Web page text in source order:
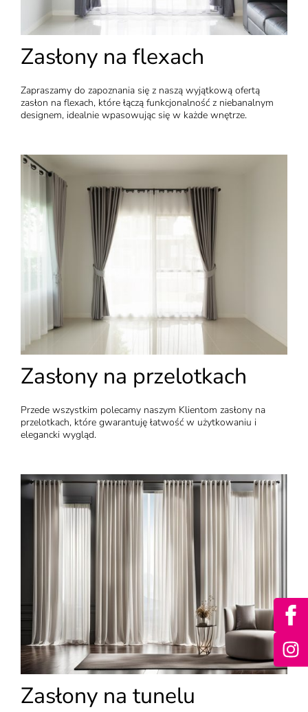
Zasłony na flexach
Zapraszamy do zapoznania się z naszą wyjątkową ofertą
zasłon na flexach, które łączą funkcjonalność z niebanalnym
designem, idealnie wpasowując się w każde wnętrze.
Zasłony na przelotkach
Przede wszystkim polecamy naszym Klientom zasłony na
przelotkach, które gwarantuję łatwość w użytkowaniu i
elegancki wygląd.
Zasłony na tunelu